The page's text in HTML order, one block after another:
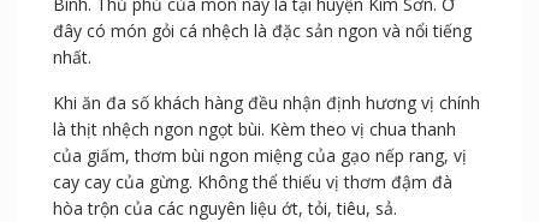
Bình. Thủ phủ của món này là tại huyện Kim Sơn. Ở
đây có món gỏi cá nhệch là đặc sản ngon và nổi tiếng
nhất.
Khi ăn đa số khách hàng đều nhận định hương vị chính
là thịt nhệch ngon ngọt bùi. Kèm theo vị chua thanh
của giấm, thơm bùi ngon miệng của gạo nếp rang, vị
cay cay của gừng. Không thể thiếu vị thơm đậm đà
hòa trộn của các nguyên liệu ớt, tỏi, tiêu, sả.